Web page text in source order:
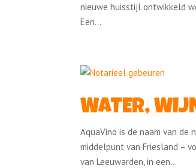
nieuwe huisstijl ontwikkeld
Een...
WATER,
AquaVino is de naam van de
middelpunt van Friesland –
van Leeuwarden, in een...